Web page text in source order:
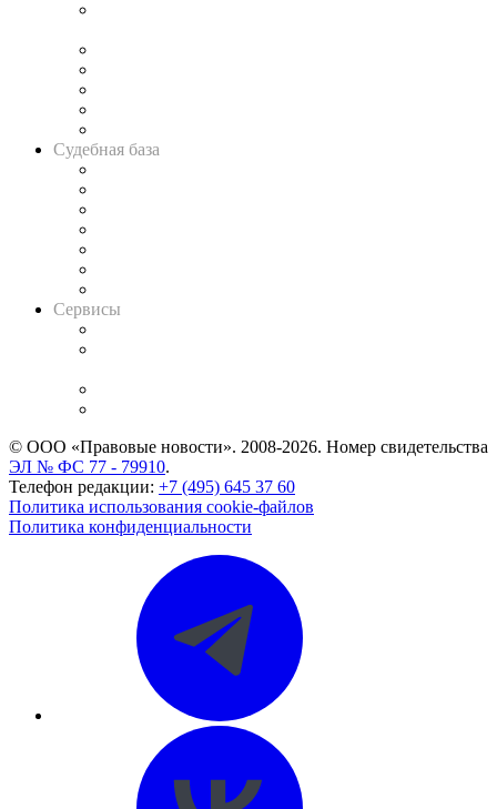
Судебная база
Сервисы
© ООО «Правовые новости». 2008-2026. Номер свидетельства
ЭЛ № ФС 77 - 79910.
Телефон редакции: +7 (495) 645 37 60
Политика использования cookie-файлов
Политика конфиденциальности